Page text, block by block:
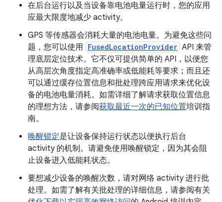
在后台运行以及当设备靠电池电量运行时，您的应用
应最大限度地减少 activity。
GPS 等传感器会消耗大量的电池电量。为避免这些问
题，您可以使用 FusedLocationProvider API 来管
理底层定位技术。它不仅可提供简单的 API，以便您
从高层次角度指定高准确率或低能耗等要求；而且还
可以通过缓存位置信息和批处理跨应用请求来优化设
备的电池电量消耗。如需详细了解请求获取位置信息
的理想方法，请参阅获取最近一次的已知位置培训指
南。
唤醒锁定是让设备保持运行状态以便执行后台
activity 的机制。请避免使用唤醒锁定，因为其会阻
止设备进入低能耗状态。
要想减少设备的唤醒次数，请对网络 activity 进行批
处理。如需了解有关批处理的详细信息，请参阅有关